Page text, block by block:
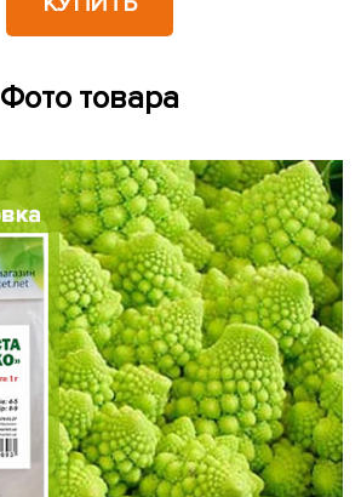
Фото товара